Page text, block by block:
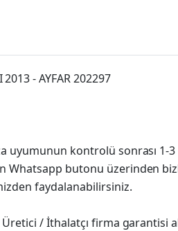
2013 - AYFAR 202297
kontrolü sonrası 1-
Whatsapp butonu üzerinden
faydalanabilirsiniz.
/ İthalatçı firma garantisi